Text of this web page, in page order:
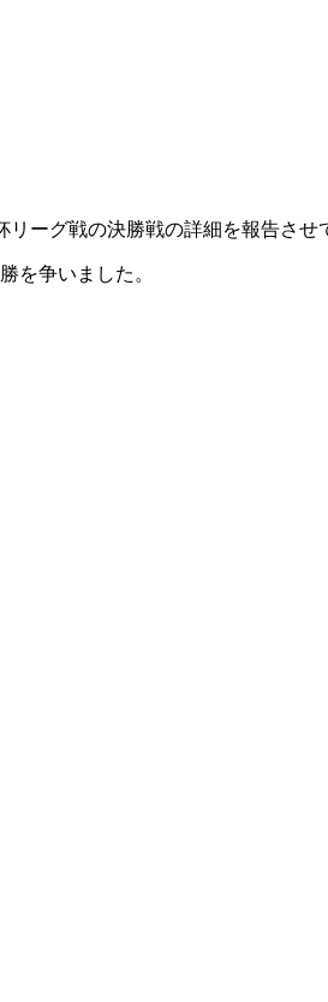
ーグ戦の決勝戦の詳細を報告させ
を争いました。